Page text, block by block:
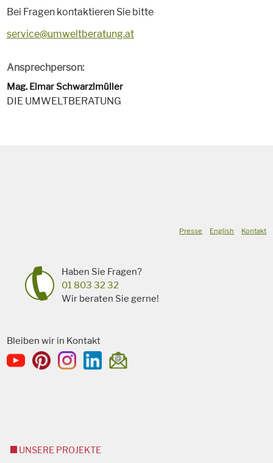
Bei Fragen kontaktieren Sie bitte
service@umweltberatung.at
Ansprechperson:
Mag. Elmar Schwarzlmüller
DIE UMWELTBERATUNG
Presse English Kontakt
Haben Sie Fragen?
01 803 32 32
Wir beraten Sie gerne!
Bleiben wir in Kontakt
UNSERE PROJEKTE